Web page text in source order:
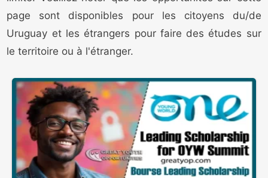
page sont disponibles pour les citoyens du/de
Uruguay et les étrangers pour faire des études sur
le territoire ou à l'étranger.